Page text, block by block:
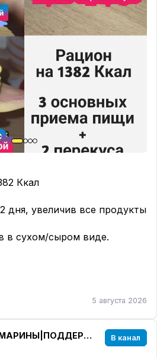
Ккал
дня, увеличив все продукты
в сухом/сыром виде.
5 августа 2026
ЛИЧНЫЙ БЛОГ МАРИНЫ|ПОДДЕРЖКА В ПОХУДЕНИИ В канал